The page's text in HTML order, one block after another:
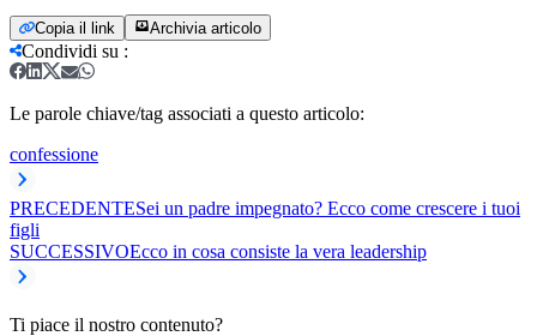
Copia il link Archivia articolo
Condividi su :
Le parole chiave/tag associati a questo articolo:
confessione
PRECEDENTESei un padre impegnato? Ecco come crescere i tuoi
figli
SUCCESSIVOEcco in cosa consiste la vera leadership
Ti piace il nostro contenuto?